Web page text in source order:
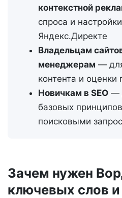
контекстной
спроса и
Яндекс.Директе
Владельцам
менеджерам —
контента и оценки
Новичкам в SEO —
базовых
поисковыми
Зачем нужен
ключевых слов и